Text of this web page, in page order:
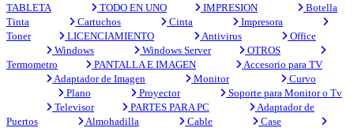
TABLETA
TODO EN UNO IMPRESION
Botella
Tinta
Cartuchos Cinta
Impresora
Toner
LICENCIAMIENTO Antivirus
Office
Windows
Windows Server
OTROS
Termometro
PANTALLA E IMAGEN
Accesorio para TV
Adaptador de Imagen
Monitor
Curvo
Plano
Proyector
Soporte para Monitor o Tv
Televisor
PARTES PARA PC
Adaptador de
Puertos
Almohadilla Cable
Case